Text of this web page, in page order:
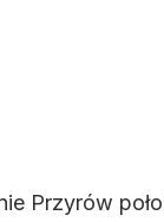
Przyrów